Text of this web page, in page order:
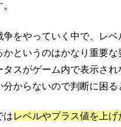
争をやっていく中で、レ
かというのはかなり重要
タスがゲーム内で表示さ
からないので判断に困る
はレベルやプラス値を上